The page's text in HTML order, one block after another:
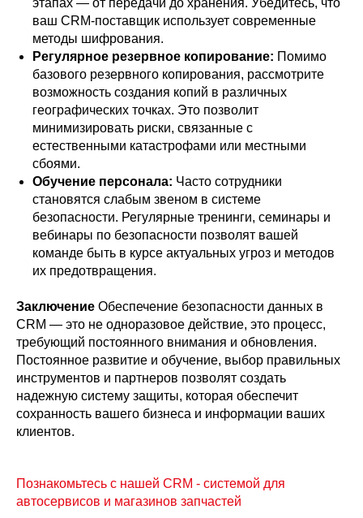
этапах — от передачи до хранения. Убедитесь, что
ваш CRM-поставщик использует современные
методы шифрования.
Регулярное резервное копирование: Помимо
базового резервного копирования, рассмотрите
возможность создания копий в различных
географических точках. Это позволит
минимизировать риски, связанные с
естественными катастрофами или местными
сбоями.
Обучение персонала: Часто сотрудники
становятся слабым звеном в системе
безопасности. Регулярные тренинги, семинары и
вебинары по безопасности позволят вашей
команде быть в курсе актуальных угроз и методов
их предотвращения.
Заключение Обеспечение безопасности данных в
CRM — это не одноразовое действие, это процесс,
требующий постоянного внимания и обновления.
Постоянное развитие и обучение, выбор правильных
инструментов и партнеров позволят создать
надежную систему защиты, которая обеспечит
сохранность вашего бизнеса и информации ваших
клиентов.
Познакомьтесь с нашей CRM - системой для
автосервисов и магазинов запчастей